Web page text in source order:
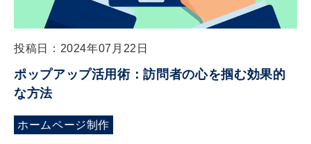
投稿日：2024年07月22日
ポップアップ活用術：訪問者の心を掴む効果的
な方法
ホームページ制作